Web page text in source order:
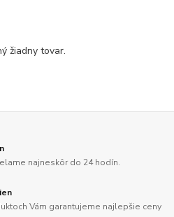
žiadny tovar.
najneskôr do 24 hodín.
Vám garantujeme najlepšie ceny